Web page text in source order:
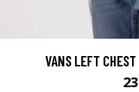
VANS LEFT